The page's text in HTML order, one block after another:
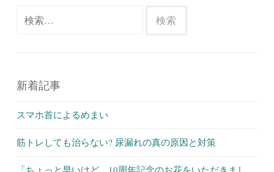
新着記事
スマホ首によるめまい
筋トレしても治らない? 尿漏れの真の原因と対策